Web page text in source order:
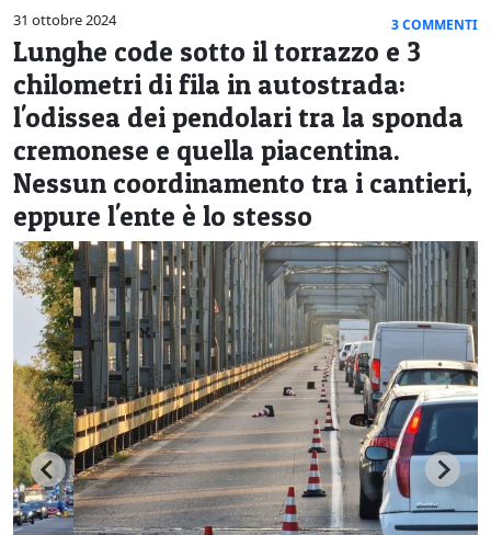
CULTURA
LA STORIA
SPETTACOLI
L'EDITORIALE
SEZIONI
CERCA
31 ottobre 2024 3 COMMENTI
Lunghe code sotto il torrazzo e 3
chilometri di fila in autostrada:
l'odissea dei pendolari tra la sponda
cremonese e quella piacentina.
Nessun coordinamento tra i cantieri,
eppure l'ente è lo stesso